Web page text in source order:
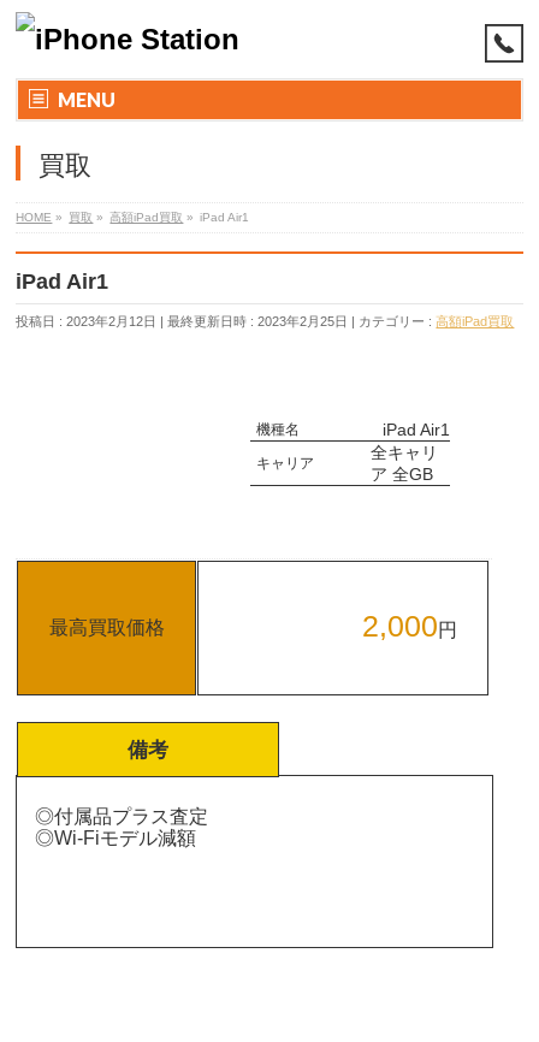
MENU
買取
HOME » 買取 » 高額iPad買取 » iPad Air1
iPad Air1
投稿日 : 2023年2月12日 最終更新日時 : 2023年2月25日 カテゴリー :高額iPad買取
機種名 iPad Air1
キャリア
全キャリ
ア 全GB
最高買取価格 2,000円
備考
◎付属品プラス査定
◎Wi-Fiモデル減額